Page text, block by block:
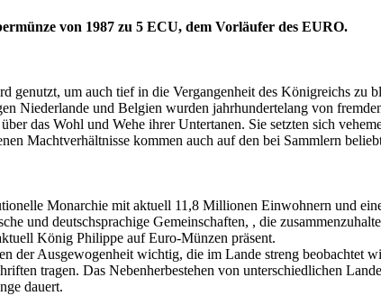
von 1987 zu 5 ECU, dem Vorläufer des EURO.
genutzt, um auch tief in die Vergangenheit des Königreichs zu
Niederlande und Belgien wurden jahrhundertelang von
das Wohl und Wehe ihrer Untertanen. Sie setzten sich
Machtverhältnisse kommen auch auf den bei Sammlern
Monarchie mit aktuell 11,8 Millionen Einwohnern und
und deutschsprachige Gemeinschaften, , die
König Philippe auf Euro-Münzen präsent.
der Ausgewogenheit wichtig, die im Lande streng beobachtet
tragen. Das Nebenherbestehen von unterschiedlichen
dauert.